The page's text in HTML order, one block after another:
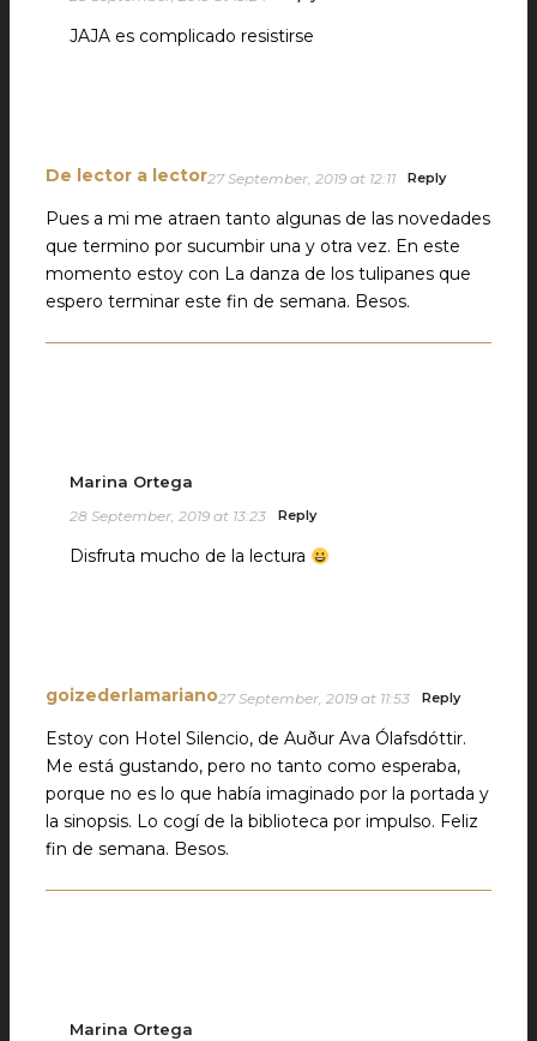
JAJA es complicado resistirse
De lector a lector27 September, 2019 at 12:11 Reply
Pues a mi me atraen tanto algunas de las novedades
que termino por sucumbir una y otra vez. En este
momento estoy con La danza de los tulipanes que
espero terminar este fin de semana. Besos.
Marina Ortega
28 September, 2019 at 13:23 Reply
Disfruta mucho de la lectura
goizederlamariano27 September, 2019 at 11:53 Reply
Estoy con Hotel Silencio, de Auður Ava Ólafsdóttir.
Me está gustando, pero no tanto como esperaba,
porque no es lo que había imaginado por la portada y
la sinopsis. Lo cogí de la biblioteca por impulso. Feliz
fin de semana. Besos.
Marina Ortega